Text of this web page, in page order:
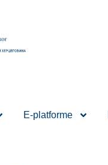
E-platforme